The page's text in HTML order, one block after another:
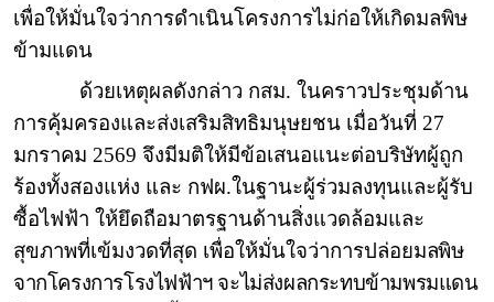
เพื่อให้มั่นใจว่าการดำเนินโครงการไม่ก่อให้เกิดมลพิษ
ข้ามแดน
ด้วยเหตุผลดังกล่าว กสม. ในคราวประชุมด้าน
การคุ้มครองและส่งเสริมสิทธิมนุษยชน เมื่อวันที่ 27
มกราคม 2569 จึงมีมติให้มีข้อเสนอแนะต่อบริษัทผู้ถูก
ร้องทั้งสองแห่ง และ กฟผ.ในฐานะผู้ร่วมลงทุนและผู้รับ
ซื้อไฟฟ้า ให้ยึดถือมาตรฐานด้านสิ่งแวดล้อมและ
สุขภาพที่เข้มงวดที่สุด เพื่อให้มั่นใจว่าการปล่อยมลพิษ
จากโครงการโรงไฟฟ้าฯ จะไม่ส่งผลกระทบข้ามพรมแดน